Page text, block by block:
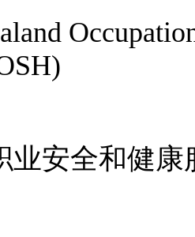
业安全和健康